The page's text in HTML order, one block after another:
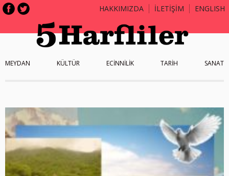
HAKKIMIZDA İLETİŞİM ENGLISH
MEYDAN KÜLTÜR ECİNNİLİK TARİH SANAT